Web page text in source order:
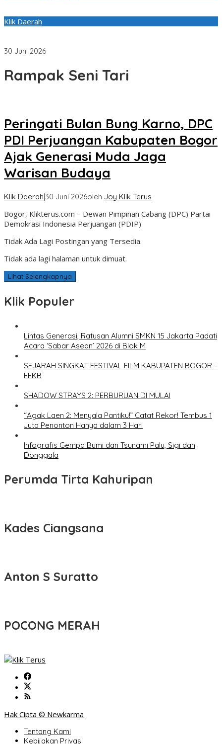
Klik Daerah
30 Juni 2026
Rampak Seni Tari
Peringati Bulan Bung Karno, DPC
PDI Perjuangan Kabupaten Bogor
Ajak Generasi Muda Jaga
Warisan Budaya
Klik Daerah|30 Juni 2026oleh Joy Klik Terus
Bogor, Klikterus.com – Dewan Pimpinan Cabang (DPC) Partai
Demokrasi Indonesia Perjuangan (PDIP)
Tidak Ada Lagi Postingan yang Tersedia.
Tidak ada lagi halaman untuk dimuat.
Lihat Selengkapnya
Klik Populer
Lintas Generasi, Ratusan Alumni SMKN 15 Jakarta Padati
Acara ‘Sabar Asean’ 2026 di Blok M
SEJARAH SINGKAT FESTIVAL FILM KABUPATEN BOGOR –
FFKB
SHADOW STRAYS 2: PERBURUAN DI MULAI
“Agak Laen 2: Menyala Pantiku!” Catat Rekor! Tembus 1
Juta Penonton Hanya dalam 3 Hari
Infografis Gempa Bumi dan Tsunami Palu, Sigi dan
Donggala
Perumda Tirta Kahuripan
Kades Ciangsana
Anton S Suratto
POCONG MERAH
Hak Cipta © Newkarma
Tentang Kami
Kebijakan Privasi